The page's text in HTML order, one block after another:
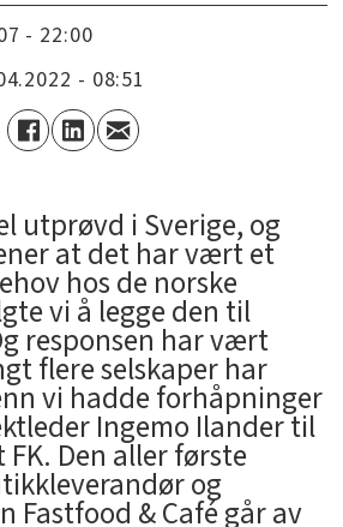
- 22:00
- 08:51
utprøvd i Sverige, og
at det har vært et
hos de norske
vi å legge den til
responsen har vært
flere selskaper har
vi hadde forhåpninger
Ingemo Ilander til
Den aller første
og
Fastfood & Café går av